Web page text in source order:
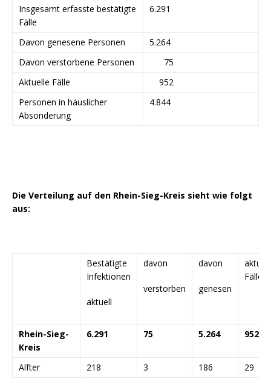
Insgesamt erfasste bestätigte
Fälle
6.291
Davon genesene Personen
5.264
Davon verstorbene Personen
75
Aktuelle Fälle
952
Personen in häuslicher
Absonderung
4.844
Die Verteilung auf den Rhein-Sieg-Kreis sieht wie folgt
aus:
Bestätigte
Infektionen
aktuell
davon
verstorben
davon
genesen
Fälle
Rhein-Sieg-
Kreis
6.291 75 5.264 952
Alfter 218 3 186 29